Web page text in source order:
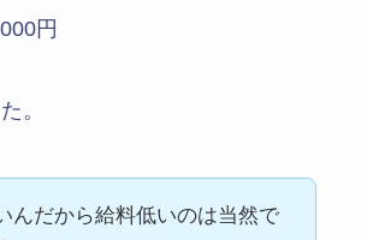
円
。
んだから給料低いのは当然で